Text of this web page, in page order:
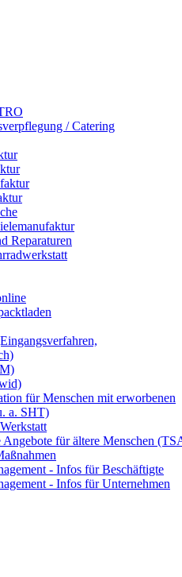
/ Catering
Reparaturen
für Menschen mit erworbenen
a. SHT)
Angebote für ältere Menschen
- Infos für Beschäftigte
- Infos für Unternehmen